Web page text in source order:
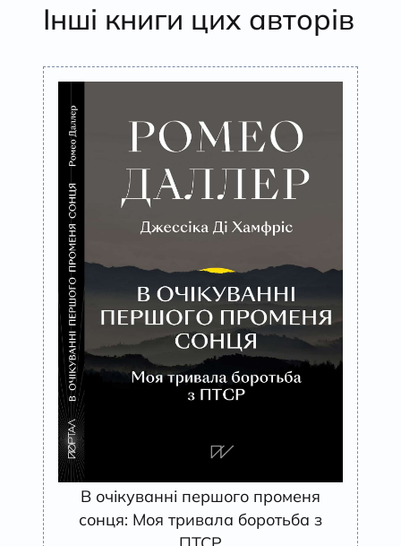
Інші книги цих авторів
В очікуванні першого променя
сонця: Моя тривала боротьба з